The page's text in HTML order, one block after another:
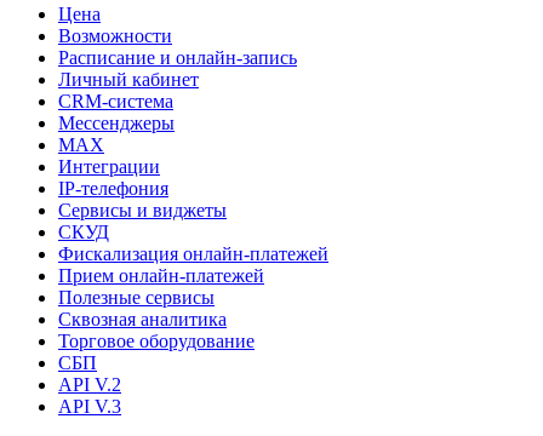
Цена
Возможности
Расписание и онлайн-запись
Личный кабинет
CRM-система
Мессенджеры
MAX
Интеграции
IP-телефония
Сервисы и виджеты
СКУД
Фискализация онлайн‑платежей
Прием онлайн-платежей
Полезные сервисы
Сквозная аналитика
Торговое оборудование
СБП
API V.2
API V.3